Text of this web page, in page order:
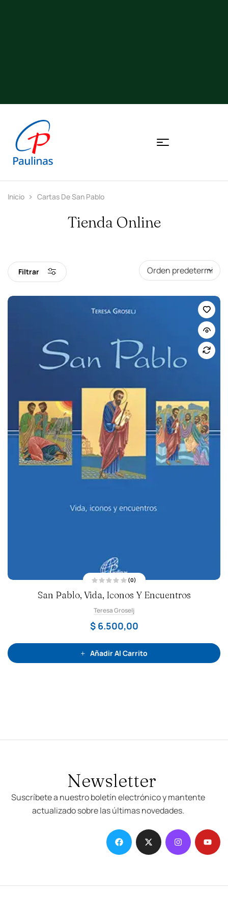
Inicio Cartas De San Pablo
Tienda Online
Filtrar
a
l
a
d
o
n
0
d
(0)
San Pablo, Vida, Iconos Y Encuentros
Teresa Groselj
$6.500,00
Añadir Al Carrito
Newsletter
Suscríbete a nuestro boletín electrónico y mantente
actualizado sobre las últimas novedades.